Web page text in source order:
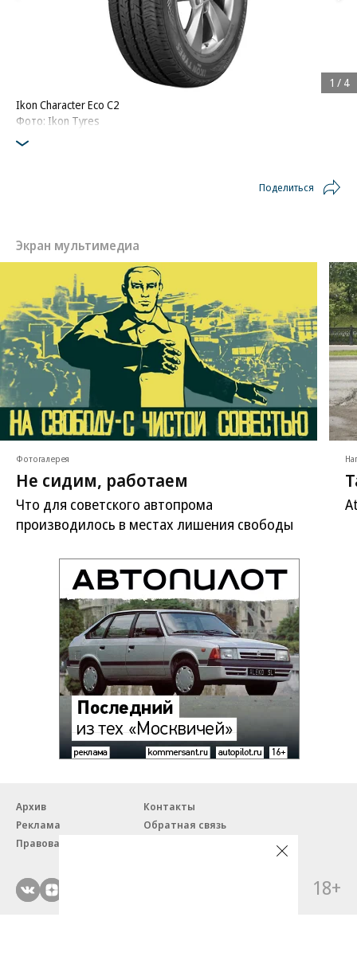
Ikon Character Eco C2
Фото: Ikon Tyres
1 / 4
Поделиться
Экран мультимедиа
Фотогалерея
Не сидим, работаем
Что для советского автопрома
производилось в местах лишения свободы
Архив
Контакты
Реклама
Обратная связь
Правовая информация
18+